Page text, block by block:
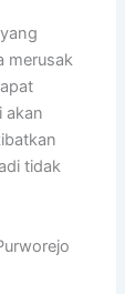
merusak
akan
tidak